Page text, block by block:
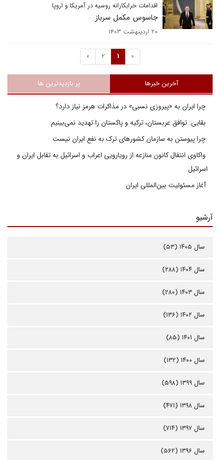
اقدامات خرابکارانه روسیه در آمریکا و اروپا
جاسوس مکمل سرباز
۲۰ اردیبهشت ۱۴۰۳
«
1
2
»
آخرین خبرها پر بازدیدترین ها
چرا ایران به «پیروزی نسبی» در مذاکرات هرمز نیاز دارد؟
بقایی: توافق عربستان، ترکیه و پاکستان را تهدید نمی‌بینیم
چرا پیوستن به سازمان کشورهای ترک به نفع ایران نیست
واکاوی انتقال کانون منازعه از رویارویی اعراب و اسرائیل به تقابل ایران و
اسرائیل
آغاز مسئولیت بین‌المللی ایران
آرشیو
سال ۱۴۰۵ (۵۳)
سال ۱۴۰۴ (۲۸۸)
سال ۱۴۰۳ (۲۸۰)
سال ۱۴۰۲ (۱۳۶)
سال ۱۴۰۱ (۸۵)
سال ۱۴۰۰ (۱۳۲)
سال ۱۳۹۹ (۵۹۸)
سال ۱۳۹۸ (۴۷۱)
سال ۱۳۹۷ (۷۱۴)
سال ۱۳۹۶ (۵۶۲)